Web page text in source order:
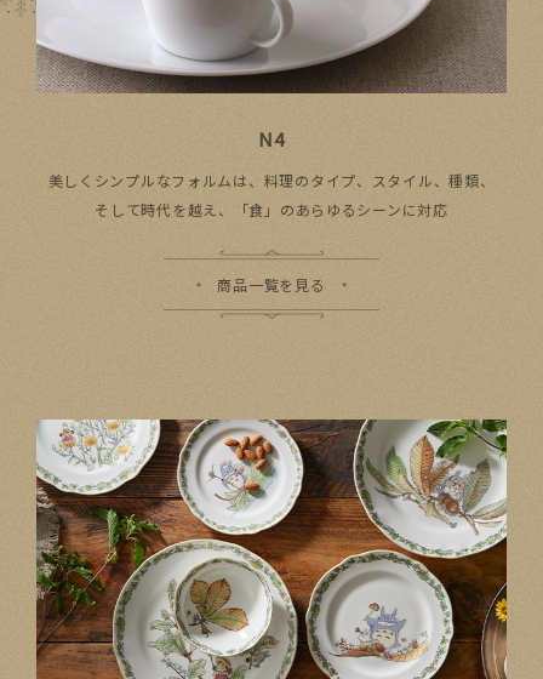
N4
美しく​シンプルな​フォルムは、​料理の​タイプ、​スタイル、​種類、​
そして​時代を​越え、​「食」の​あらゆる​シーンに​対応
商品一覧を見る